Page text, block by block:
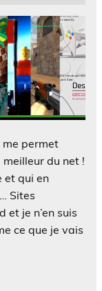
me permet
meilleur du net !
et qui en
Sites
et je n’en suis
ce que je vais